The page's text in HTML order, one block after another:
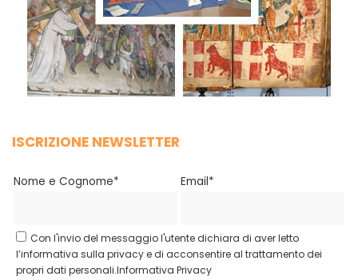
ISCRIZIONE NEWSLETTER
Nome e Cognome* Email*
Con l'invio del messaggio l'utente dichiara di aver letto
l’informativa sulla privacy e di acconsentire al trattamento dei
propri dati personali.Informativa Privacy